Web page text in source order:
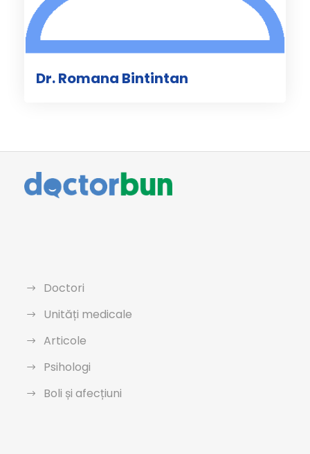
Dr. Romana Bintintan
Doctori
Unități medicale
Articole
Psihologi
Boli și afecțiuni